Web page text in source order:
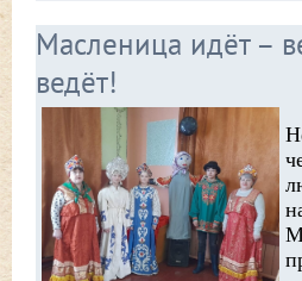
Масленица идёт –
ведёт!